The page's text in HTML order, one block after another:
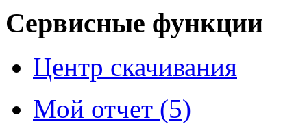
Сервисные функции
Центр скачивания
Мой отчет (5)